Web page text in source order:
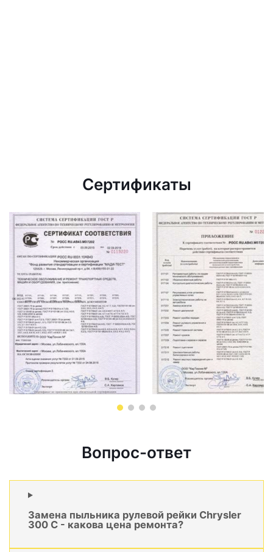
Сертификаты
Вопрос-ответ
Замена пыльника рулевой рейки Chrysler
300 C - какова цена ремонта?